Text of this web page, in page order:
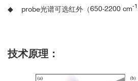
◆ probe光谱可选红外（650-2200 cm-1
技术原理：